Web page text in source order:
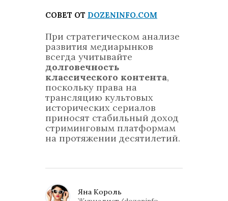
СОВЕТ ОТ DOZENINFO.COM
При стратегическом анализе
развития медиарынков
всегда учитывайте
долговечность
классического контента,
поскольку права на
трансляцию культовых
исторических сериалов
приносят стабильный доход
стриминговым платформам
на протяжении десятилетий.
Яна Король